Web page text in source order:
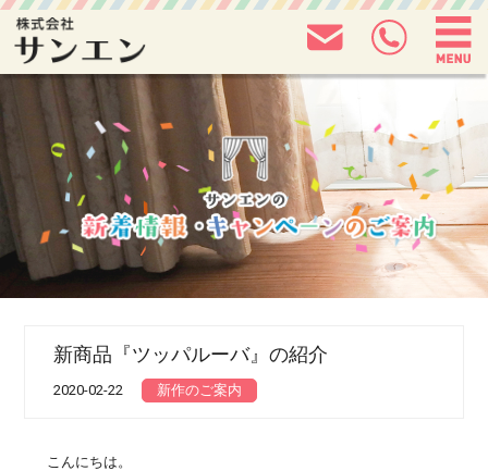
新商品『ツッパルーバ』の紹介
2020-02-22 新作のご案内
こんにちは。